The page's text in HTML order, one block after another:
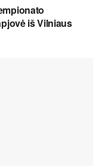
iš Vilniaus